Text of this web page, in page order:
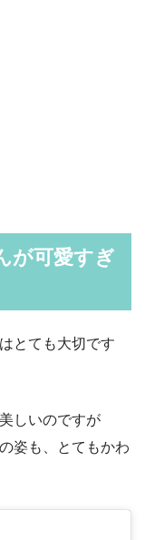
が可愛すぎ
とても大切です
しいのですが
姿も、とてもかわ